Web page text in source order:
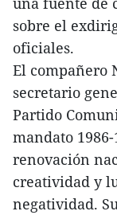
sobre el
oficiales.
El compañero
secretario
Partido
mandato
renovación
creatividad y
negatividad.